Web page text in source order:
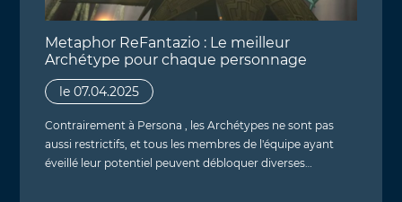
Metaphor ReFantazio : Le meilleur
Archétype pour chaque personnage
le 07.04.2025
Contrairement à Persona , les Archétypes ne sont pas
aussi restrictifs, et tous les membres de l'équipe ayant
éveillé leur potentiel peuvent débloquer diverses…